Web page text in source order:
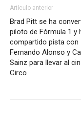
Artículo anterior
Brad Pitt se ha
piloto de Fórmula 1 y
compartido pista con
Fernando Alonso y
Sainz para llevar al
Circo